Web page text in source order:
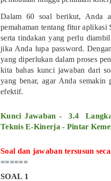
Dalam 60 soal berikut, Anda
pemahaman tentang fitur aplikasi
serta tindakan yang perlu
jika Anda lupa password.
yang diperlukan dalam proses
kita bahas kunci jawaban dari
yang benar, agar Anda semakin
efektif.
Kunci Jawaban - 3.4
Teknis E-Kinerja- Pintar
Soal dan jawaban tersusun
======
SOAL 1